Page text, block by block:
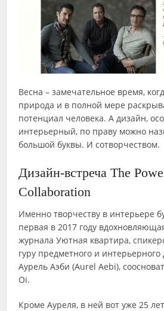
Весна – замечательное время,
природа и в полной мере
потенциал человека. А дизайн,
интерьерный, по праву можно
большой буквы. И сотворчеством.
Дизайн-встреча The
Collaboration
Именно творчеству в интерьере
первая в 2017 году
журнала Уютная квартира,
гуру предметного и
Аурель Аэби (Aurel Aebi),
Oi.
Кроме Ауреля, в ней вот уже 25